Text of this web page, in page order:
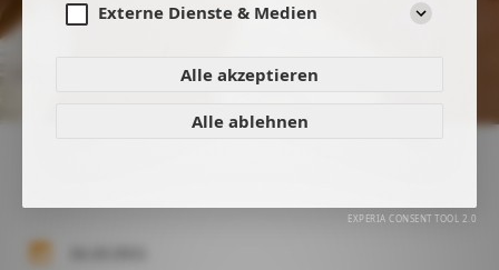
Externe Dienste & Medien
Aufklappen
Alle akzeptieren
Alle ablehnen